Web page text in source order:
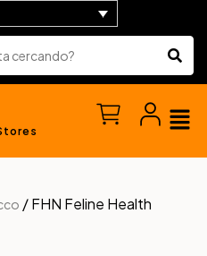
/ FHN Feline Health